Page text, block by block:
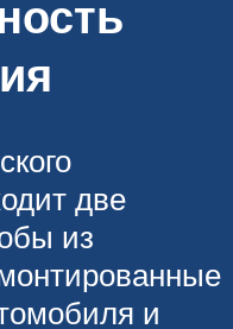
две
из
и